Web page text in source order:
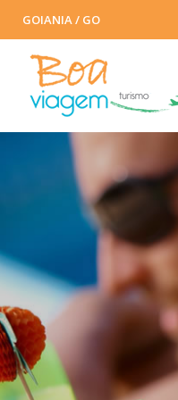
GOIANIA / GO